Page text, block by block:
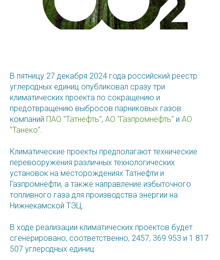
В пятницу 27 декабря 2024 года российский реестр
углеродных единиц опубликовал сразу три
климатических проекта по сокращению и
предотвращению выбросов парниковых газов
компаний ПАО "Татнефть", АО "Газпромнефть" и АО
"Танеко".
Климатические проекты предполагают технические
перевооружения различных технологических
установок на месторождениях Татнефти и
Газпромнефти, а также направление избыточного
топливного газа для производства энергии на
Нижнекамской ТЭЦ.
В ходе реализации климатических проектов будет
сгенерировано, соответственно, 2457, 369 953 и 1 817
507 углеродных единиц.